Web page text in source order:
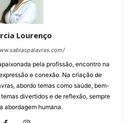
Lourenço
pela profissão, encontro na
e conexão. Na criação de
abordo temas como saúde, bem-
divertidos e de reflexão, sempre
abordagem humana.